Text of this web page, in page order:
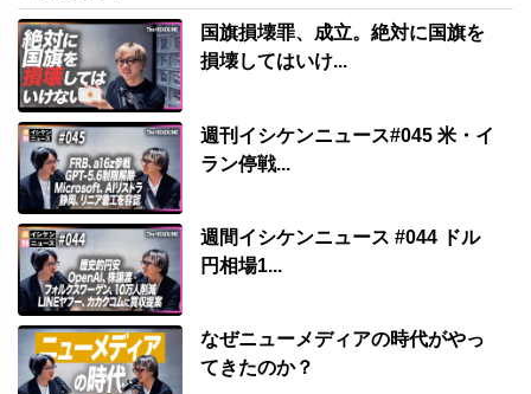
国旗損壊罪、成立。絶対に国旗を
損壊してはいけ...
週刊イシケンニュース#045 米・イ
ラン停戦...
週間イシケンニュース #044 ドル
円相場1...
なぜニューメディアの時代がやっ
てきたのか？